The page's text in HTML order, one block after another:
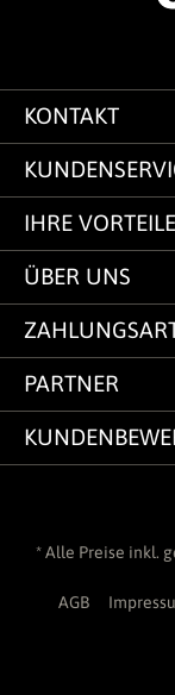
KONTAKT
IHRE VORTEILE
ÜBER UNS
PARTNER
* Alle Preise inkl.
AGB